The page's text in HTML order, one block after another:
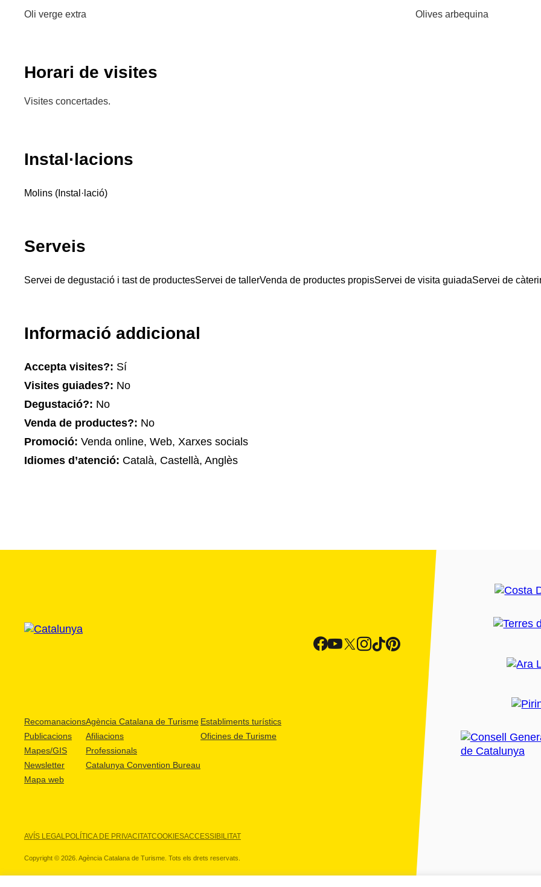
Oli verge extra Olives arbequina
Horari de visites
Visites concertades.
Instal·lacions
Molins (Instal·lació)
Serveis
Servei de degustació i tast de productesServei de tallerVenda de productes propisServei de visita guiadaServei de
Informació addicional
Accepta visites?: Sí
Visites guiades?: No
Degustació?: No
Venda de productes?: No
Promoció: Venda online, Web, Xarxes socials
Idiomes d’atenció: Català, Castellà, Anglès
Recomanacions
Publicacions
Mapes/GIS
Newsletter
Mapa web
Agència Catalana de Turisme
Afiliacions
Professionals
Catalunya Convention Bureau
Establiments turístics
Oficines de Turisme
AVÍS LEGALPOLÍTICA DE PRIVACITATCOOKIESACCESSIBILITAT
Copyright © 2026. Agència Catalana de Turisme. Tots els drets reservats.